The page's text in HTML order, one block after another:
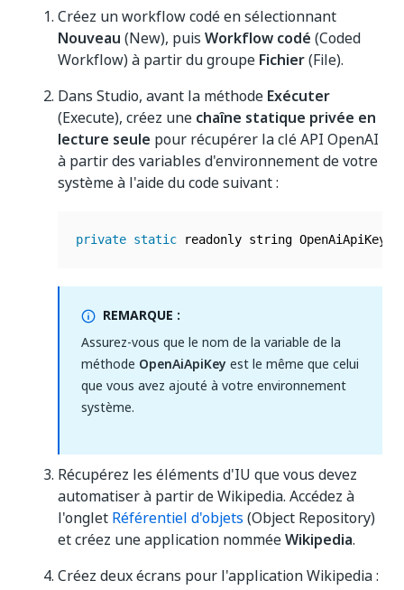
Créez un workflow codé en sélectionnant
Nouveau (New), puis Workflow codé (Coded
Workflow) à partir du groupe Fichier(File).
Dans Studio, avant la méthode Exécuter
(Execute), créez une chaîne statique privée en
lecture seule pour récupérer la clé API OpenAI
à partir des variables d'environnement de votre
système à l'aide du code suivant :
private static readonly string OpenAiApiKey
REMARQUE :
Assurez-vous que le nom de la variable de la
méthode OpenAiApiKeyest le même que celui
que vous avez ajouté à votre environnement
système.
Récupérez les éléments d'IU que vous devez
automatiser à partir de Wikipedia. Accédez à
l'onglet Référentiel d'objets (Object Repository)
et créez une application nomméeWikipedia.
Créez deux écrans pour l'application Wikipedia :